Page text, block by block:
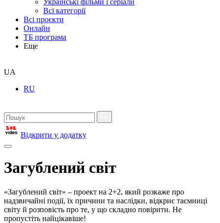
Українські фільми і серіали
Всі категорії
Всі проєкти
Онлайн
ТБ програма
Еще
UA
RU
Відкрити у додатку
Загублений світ
«Загублений світ» – проект на 2+2, який розкаже про
надзвичайні події, їх причини та наслідки, відкриє таємниці
світу й розповість про те, у що складно повірити. Не
пропустіть найцікавіше!